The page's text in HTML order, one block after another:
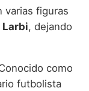
varias figuras
Larbi, dejando
como
futbolista